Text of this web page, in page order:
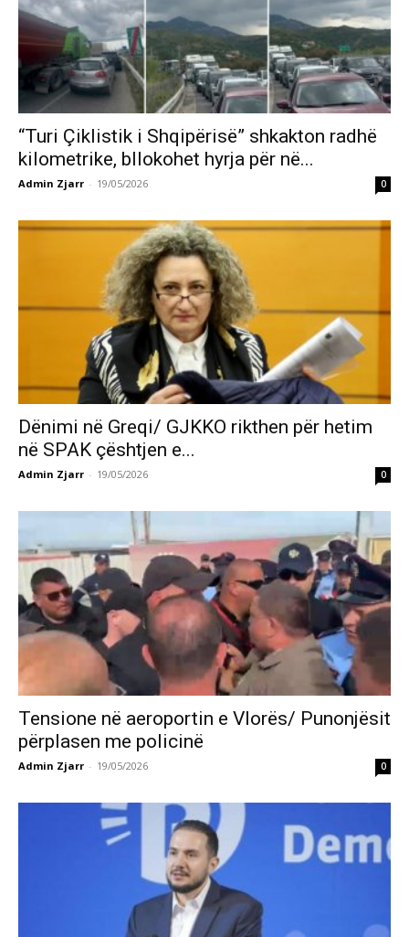
“Turi Çiklistik i Shqipërisë” shkakton radhë
kilometrike, bllokohet hyrja për në...
Admin Zjarr - 19/05/2026 0
Dënimi në Greqi/ GJKKO rikthen për hetim
në SPAK çështjen e...
Admin Zjarr - 19/05/2026 0
Tensione në aeroportin e Vlorës/ Punonjësit
përplasen me policinë
Admin Zjarr - 19/05/2026 0